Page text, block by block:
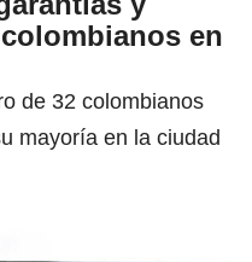
en
de 32 colombianos
mayoría en la ciudad